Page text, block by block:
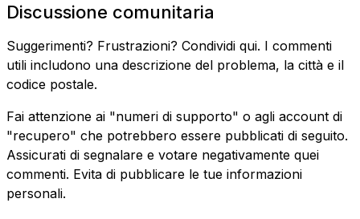
Discussione comunitaria
Suggerimenti? Frustrazioni? Condividi qui. I commenti
utili includono una descrizione del problema, la città e il
codice postale.
Fai attenzione ai "numeri di supporto" o agli account di
"recupero" che potrebbero essere pubblicati di seguito.
Assicurati di segnalare e votare negativamente quei
commenti. Evita di pubblicare le tue informazioni
personali.